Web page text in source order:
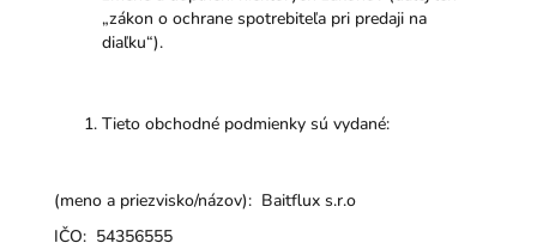
„zákon o ochrane spotrebiteľa pri predaji na
diaľku“).
Tieto obchodné podmienky sú vydané:
(meno a priezvisko/názov): Baitflux s.r.o
IČO: 54356555